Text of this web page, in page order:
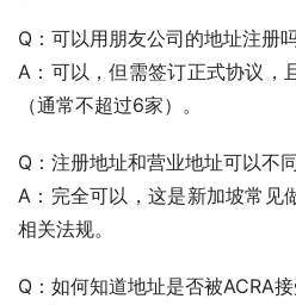
Q：可以用朋友公司的地址注册
A：可以，但需签订正式协议，
（通常不超过6家）。
Q：注册地址和营业地址可以不
A：完全可以，这是新加坡常见
相关法规。
Q：如何知道地址是否被ACRA接